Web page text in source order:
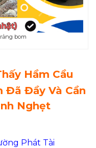
bom
Hầm Cầu
Đã Đầy Và Cần
Nghẹt
Phát Tài